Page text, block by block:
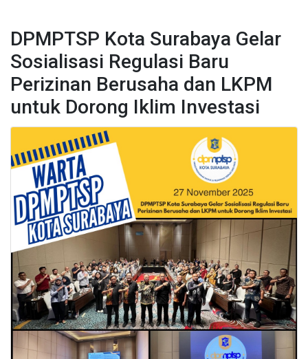
DPMPTSP Kota Surabaya Gelar
Sosialisasi Regulasi Baru
Perizinan Berusaha dan LKPM
untuk Dorong Iklim Investasi